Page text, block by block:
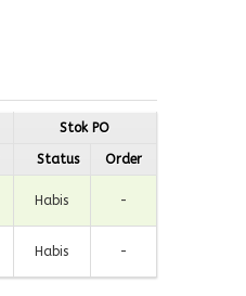
Stok PO
Status Order
Habis -
Habis -